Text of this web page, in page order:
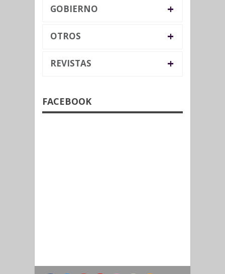
GOBIERNO +
OTROS +
REVISTAS +
FACEBOOK